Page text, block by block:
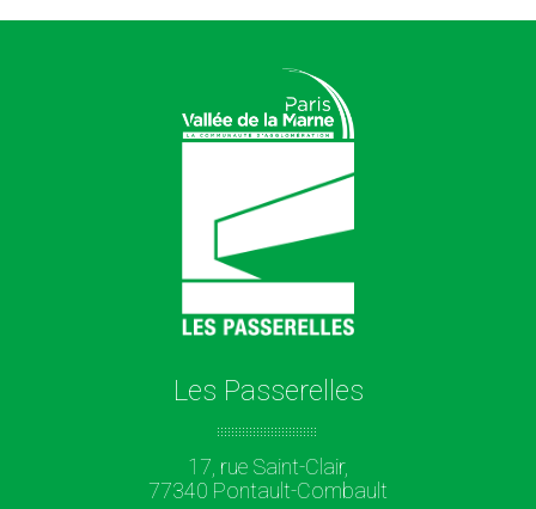
Les Passerelles
17, rue Saint-Clair,
77340 Pontault-Combault